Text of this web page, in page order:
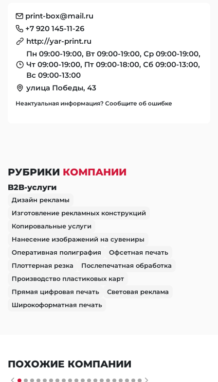
print-box@mail.ru
+7 920 145-11-26
http://yar-print.ru
Пн 09:00-19:00, Вт 09:00-19:00, Ср 09:00-19:00,
Чт 09:00-19:00, Пт 09:00-18:00, Сб 09:00-13:00,
Вс 09:00-13:00
улица Победы, 43
Неактуальная информация? Сообщите об ошибке
РУБРИКИ КОМПАНИИ
B2B-услуги
Дизайн рекламы
Изготовление рекламных конструкций
Копировальные услуги
Нанесение изображений на сувениры
Оперативная полиграфия
Офсетная печать
Плоттерная резка
Послепечатная обработка
Производство пластиковых карт
Прямая цифровая печать
Световая реклама
Широкоформатная печать
ПОХОЖИЕ КОМПАНИИ